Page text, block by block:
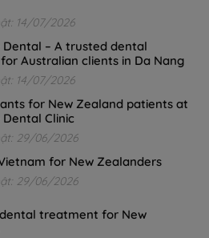
14/07/2026
Dental – A trusted dental
Australian clients in Da Nang
14/07/2026
for New Zealand patients at
Clinic
29/06/2026
for New Zealanders
29/06/2026
treatment for New